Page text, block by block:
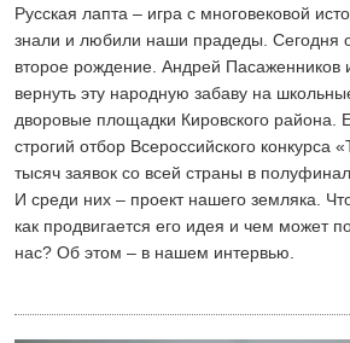
Русская лапта – игра с многовековой
знали и любили наши прадеды. Сегодня
второе рождение. Андрей Пасаженников
вернуть эту народную забаву на
дворовые площадки Кировского района.
строгий отбор Всероссийского конкурса
тысяч заявок со всей страны в
И среди них – проект нашего земляка.
как продвигается его идея и чем может
нас? Об этом – в нашем интервью.